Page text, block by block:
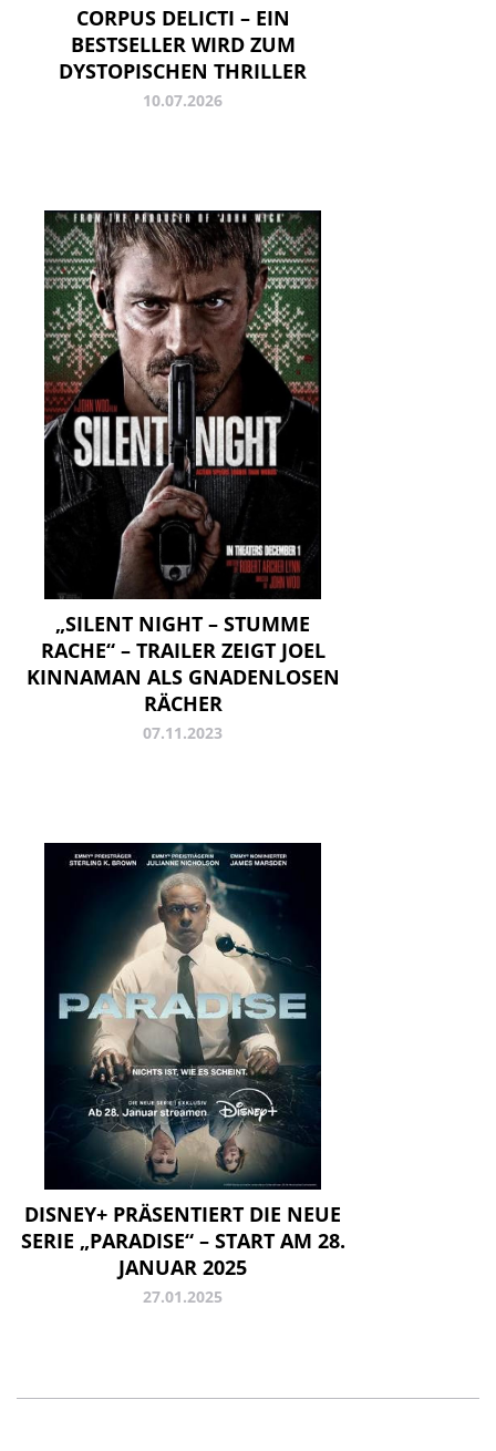
CORPUS DELICTI – EIN
BESTSELLER WIRD ZUM
DYSTOPISCHEN THRILLER
10.07.2026
„SILENT NIGHT – STUMME
RACHE“ – TRAILER ZEIGT JOEL
KINNAMAN ALS GNADENLOSEN
RÄCHER
07.11.2023
DISNEY+ PRÄSENTIERT DIE NEUE
SERIE „PARADISE“ – START AM 28.
JANUAR 2025
27.01.2025